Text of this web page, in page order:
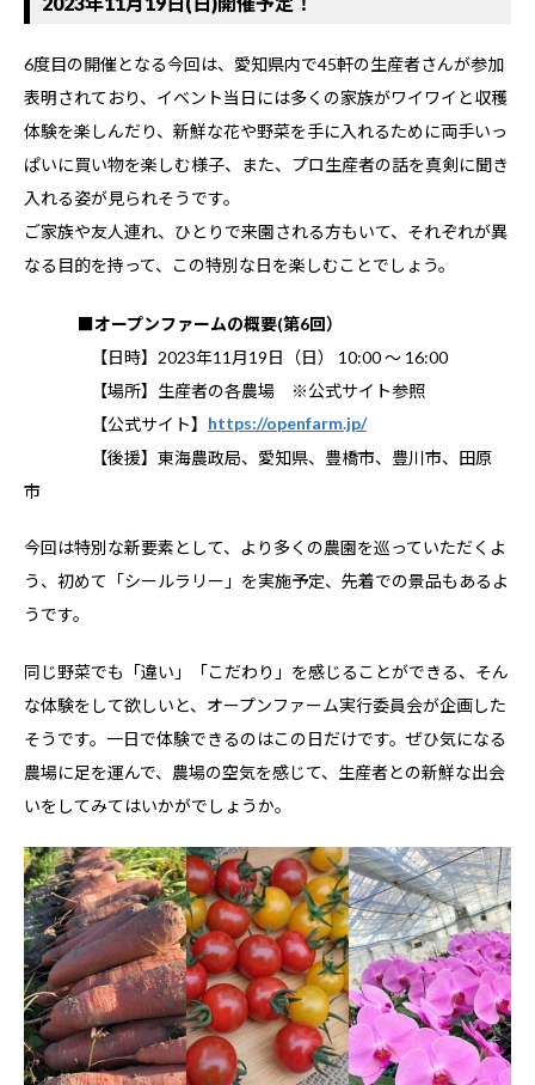
6度目の開催となる今回は、愛知県内で45軒の生産者さんが参加
表明されており、イベント当日には多くの家族がワイワイと収穫
体験を楽しんだり、新鮮な花や野菜を手に入れるために両手いっ
ぱいに買い物を楽しむ様子、また、プロ生産者の話を真剣に聞き
入れる姿が見られそうです。
ご家族や友人連れ、ひとりで来園される方もいて、それぞれが異
なる目的を持って、この特別な日を楽しむことでしょう。
■オープンファームの概要(第6回）
【日時】2023年11月19日（日） 10:00 ～ 16:00
【場所】生産者の各農場 ※公式サイト参照
【公式サイト】 https://openfarm.jp/
【後援】東海農政局、愛知県、豊橋市、豊川市、田原
市
今回は特別な新要素として、より多くの農園を巡っていただくよ
う、初めて「シールラリー」を実施予定、先着での景品もあるよ
うです。
同じ野菜でも「違い」「こだわり」を感じることができる、そん
な体験をして欲しいと、オープンファーム実行委員会が企画した
そうです。一日で体験できるのはこの日だけです。ぜひ気になる
農場に足を運んで、農場の空気を感じて、生産者との新鮮な出会
いをしてみてはいかがでしょうか。